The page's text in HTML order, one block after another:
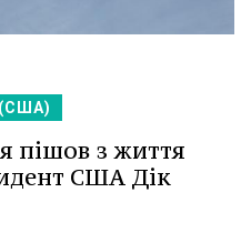
пішов з життя
США Дік